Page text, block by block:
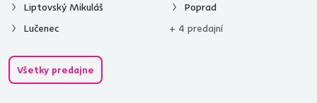
Liptovský Mikuláš
Lučenec
Poprad
+ 4 predajní
Všetky predajne